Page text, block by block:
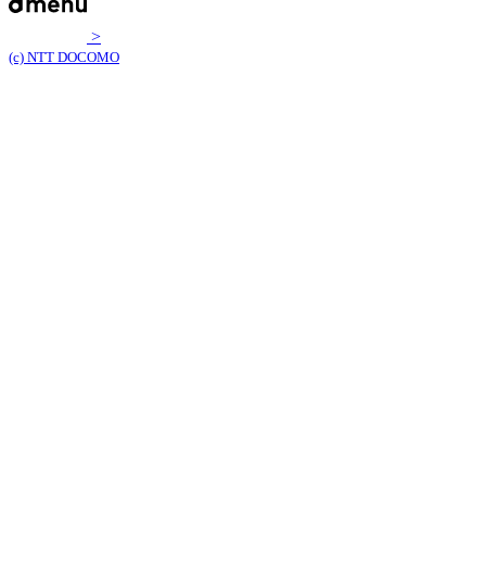
>
(c) NTT DOCOMO